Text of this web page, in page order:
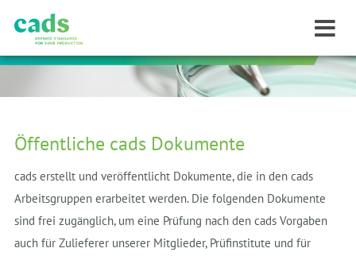
Öffentliche cads Dokumente
cads erstellt und veröffentlicht Dokumente, die in den cads
Arbeitsgruppen erarbeitet werden. Die folgenden Dokumente
sind frei zugänglich, um eine Prüfung nach den cads Vorgaben
auch für Zulieferer unserer Mitglieder, Prüfinstitute und für